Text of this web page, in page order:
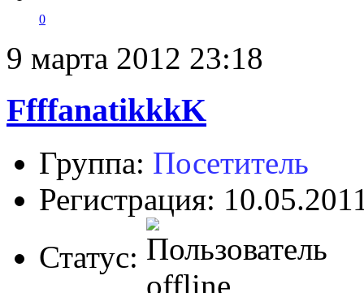
0
9 марта 2012 23:18
FfffanatikkkK
Группа: Посетитель
Регистрация:
Статус: